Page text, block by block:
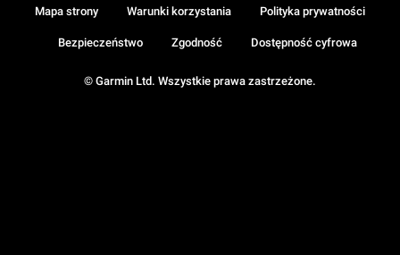
© Garmin Ltd. Wszystkie prawa zastrzeżone.
Mapa strony Warunki korzystania Polityka prywatności
Bezpieczeństwo Zgodność Dostępność cyfrowa